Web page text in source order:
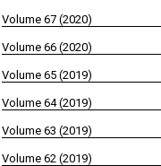
Volume 67 (2020)
Volume 66 (2020)
Volume 65 (2019)
Volume 64 (2019)
Volume 63 (2019)
Volume 62 (2019)